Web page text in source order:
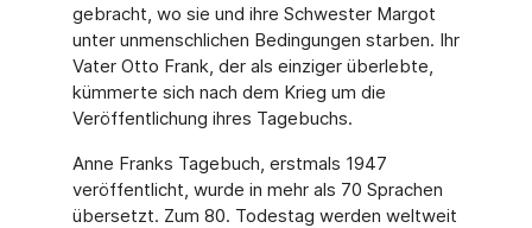
gebracht, wo sie und ihre Schwester Margot
unter unmenschlichen Bedingungen starben. Ihr
Vater Otto Frank, der als einziger überlebte,
kümmerte sich nach dem Krieg um die
Veröffentlichung ihres Tagebuchs.
Anne Franks Tagebuch, erstmals 1947
veröffentlicht, wurde in mehr als 70 Sprachen
übersetzt. Zum 80. Todestag werden weltweit